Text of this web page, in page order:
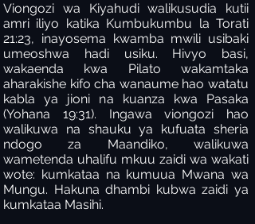
Viongozi wa Kiyahudi walikusudia kutii
amri iliyo katika Kumbukumbu la Torati
21:23, inayosema kwamba mwili usibaki
umeoshwa hadi usiku. Hivyo basi,
wakaenda kwa Pilato wakamtaka
aharakishe kifo cha wanaume hao watatu
kabla ya jioni na kuanza kwa Pasaka
(Yohana 19:31). Ingawa viongozi hao
walikuwa na shauku ya kufuata sheria
ndogo za Maandiko, walikuwa
wametenda uhalifu mkuu zaidi wa wakati
wote: kumkataa na kumuua Mwana wa
Mungu. Hakuna dhambi kubwa zaidi ya
kumkataa Masihi.